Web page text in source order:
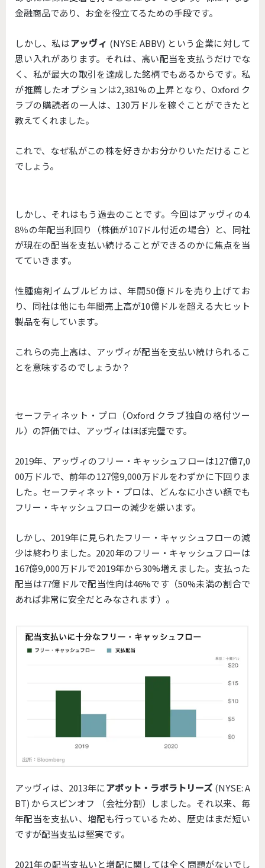
金融商品であり、お金を役立てるための手段です。
しかし、私はアッヴィ (NYSE: ABBV) という企業に対して
思い入れがあります。それは、高い配当を支払うだけでな
く、私が最大の取引を達成した銘柄でもあるからです。私
が推薦したオプションは2,381%の上昇となり、Oxford ク
ラブの購読者の一人は、130万ドルを稼ぐことができたと
教えてくれました。
これで、なぜ私がこの株を好きかお分かりいただけること
でしょう。
しかし、それはもう過去のことです。今回はアッヴィの4.
8％の年配当利回り（株価が107ドル付近の場合）と、同社
が現在の配当を支払い続けることができるのかに焦点を当
てていきます。
性腫瘍剤イムブルビカは、年間50億ドルを売り上げてお
り、同社は他にも年間売上高が10億ドルを超える大ヒット
製品を有しています。
これらの売上高は、アッヴィが配当を支払い続けられるこ
とを意味するのでしょうか？
セーフティネット・プロ（Oxford クラブ独自の格付ツー
ル）の評価では、アッヴィはほぼ完璧です。
2019年、アッヴィのフリー・キャッシュフローは127億7,0
00万ドルで、前年の127億9,000万ドルをわずかに下回りま
した。セーフティネット・プロは、どんなに小さい額でも
フリー・キャッシュフローの減少を嫌います。
しかし、2019年に見られたフリー・キャッシュフローの減
少は終わりました。2020年のフリー・キャッシュフローは
167億9,000万ドルで2019年から30%増えました。支払った
配当は77億ドルで配当性向は46%です（50%未満の割合で
あれば非常に安全だとみなされます）。
アッヴィは、2013年にアボット・ラボラトリーズ (NYSE: A
BT) からスピンオフ （会社分割）しました。それ以来、毎
年配当を支払い、増配も行っているため、歴史はまだ短い
ですが配当支払は堅実です。
2021年の配当支払いと増配に関しては全く問題がないでし